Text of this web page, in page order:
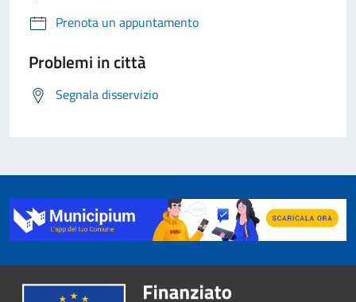
Prenota un appuntamento
Problemi in città
Segnala disservizio